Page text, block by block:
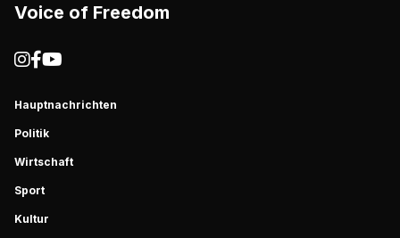
Voice of Freedom
Hauptnachrichten
Politik
Wirtschaft
Sport
Kultur